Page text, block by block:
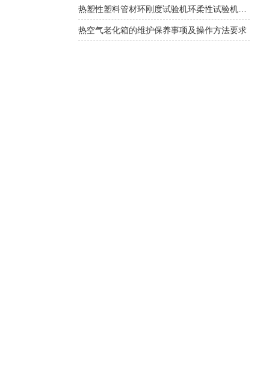
热塑性塑料管材环刚度试验机环柔性试验机压缩空间参数说明
热空气老化箱的维护保养事项及操作方法要求